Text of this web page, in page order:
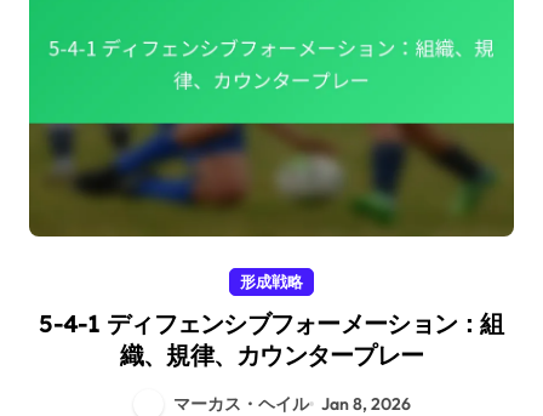
形成戦略
5-4-1 ディフェンシブフォーメーション：組
織、規律、カウンタープレー
マーカス・ヘイル Jan 8, 2026